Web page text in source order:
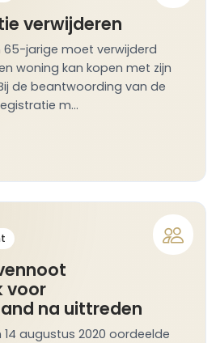
verwijderen
65-jarige moet verwijderd
woning kan kopen met zijn
de beantwoording van de
m…
voor
na uittreden
augustus 2020 oordeelde